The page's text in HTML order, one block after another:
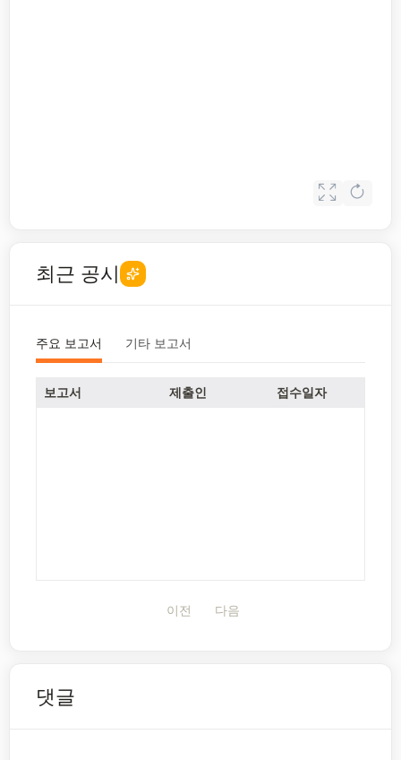
최근 공시
주요 보고서 기타 보고서
보고서 제출인 접수일자
이전 다음
댓글